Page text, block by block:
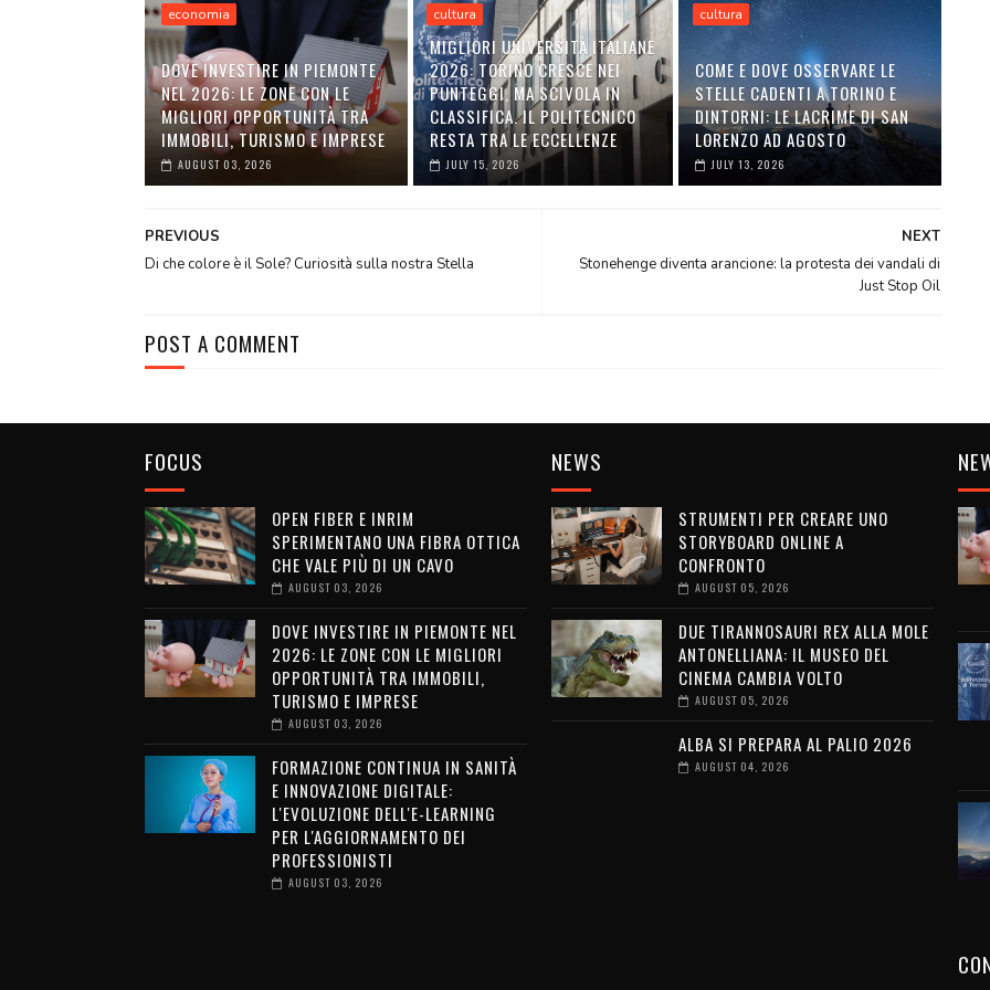
economia
DOVE INVESTIRE IN PIEMONTE
NEL 2026: LE ZONE CON LE
MIGLIORI OPPORTUNITÀ TRA
IMMOBILI, TURISMO E IMPRESE
AUGUST 03, 2026
cultura
MIGLIORI UNIVERSITÀ ITALIANE
2026: TORINO CRESCE NEI
PUNTEGGI, MA SCIVOLA IN
CLASSIFICA. IL POLITECNICO
RESTA TRA LE ECCELLENZE
JULY 15, 2026
cultura
COME E DOVE OSSERVARE LE
STELLE CADENTI A TORINO E
DINTORNI: LE LACRIME DI SAN
LORENZO AD AGOSTO
JULY 13, 2026
NEXT
Stonehenge diventa arancione: la protesta dei vandali di
Just Stop Oil
PREVIOUS
Di che colore è il Sole? Curiosità sulla nostra Stella
POST A COMMENT
FOCUS
OPEN FIBER E INRIM
SPERIMENTANO UNA FIBRA OTTICA
CHE VALE PIÙ DI UN CAVO
AUGUST 03, 2026
DOVE INVESTIRE IN PIEMONTE NEL
2026: LE ZONE CON LE MIGLIORI
OPPORTUNITÀ TRA IMMOBILI,
TURISMO E IMPRESE
AUGUST 03, 2026
FORMAZIONE CONTINUA IN SANITÀ
E INNOVAZIONE DIGITALE:
L'EVOLUZIONE DELL'E-LEARNING
PER L'AGGIORNAMENTO DEI
PROFESSIONISTI
AUGUST 03, 2026
NEWS
STRUMENTI PER CREARE UNO
STORYBOARD ONLINE A
CONFRONTO
AUGUST 05, 2026
DUE TIRANNOSAURI REX ALLA MOLE
ANTONELLIANA: IL MUSEO DEL
CINEMA CAMBIA VOLTO
AUGUST 05, 2026
ALBA SI PREPARA AL PALIO 2026
AUGUST 04, 2026